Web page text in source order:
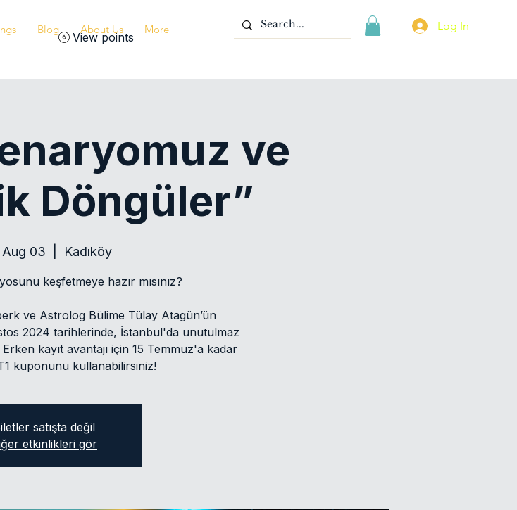
Blog About Us More Log In
View points
ve
Döngüler”
Aug 03 Kadıköy
keşfetmeye hazır mısınız?
ve Astrolog Bülime Tülay Atagün’ün
2024 tarihlerinde, İstanbul'da unutulmaz
Erken kayıt avantajı için 15 Temmuz'a kadar
kuponunu kullanabilirsiniz!
satışta değil
etkinlikleri gör